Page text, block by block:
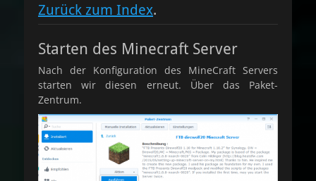
Zurück zum Index.
Starten des Minecraft Server
Nach der Konfiguration des MineCraft Servers
starten wir diesen erneut. Über das Paket-
Zentrum.